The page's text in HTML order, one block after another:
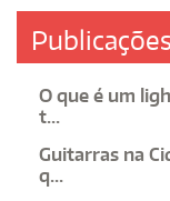
O que é um
t...
Guitarras na
q...